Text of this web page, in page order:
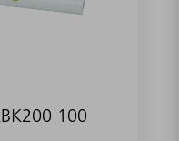
100